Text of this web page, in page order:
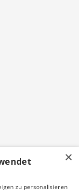
×
zu personalisieren